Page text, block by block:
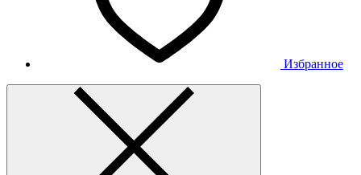
Избранное